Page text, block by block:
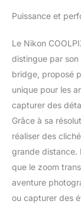
Puissance et
Le Nikon
distingue par
bridge, proposé
unique pour les
capturer des
Grâce à sa
réaliser des
grande distance.
que le zoom
aventure
ou capturer des